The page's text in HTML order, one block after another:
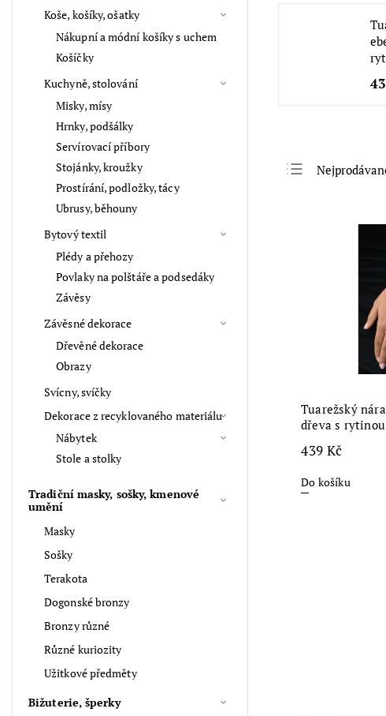
Koše, košíky, ošatky
Nákupní a módní košíky s uchem
Košíčky
Kuchyně, stolování
Misky, mísy
Hrnky, podšálky
Servírovací příbory
Stojánky, kroužky
Prostírání, podložky, tácy
Ubrusy, běhouny
Bytový textil
Plédy a přehozy
Povlaky na polštáře a podsedáky
Závěsy
Závěsné dekorace
Dřevěné dekorace
Obrazy
Svícny, svíčky
Dekorace z recyklovaného materiálu
Nábytek
Stole a stolky
Tradiční masky, sošky, kmenové
umění
Masky
Sošky
Terakota
Dogonské bronzy
Bronzy různé
Různé kuriozity
Užitkové předměty
Bižuterie, šperky
Nejdražší
Tuarežský
dřeva s rytinou
439 Kč
Do košíku